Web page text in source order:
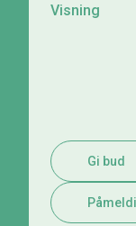
Visning
Gi bud